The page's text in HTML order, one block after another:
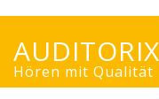
AUDITORIX
Hören mit Qualität